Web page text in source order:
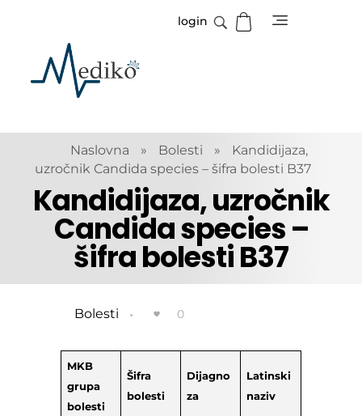
Mediko
Magazin o zdravlju
login
Naslovna » Bolesti »
Kandidijaza,
uzročnik Candida species – šifra bolesti B37
Kandidijaza, uzročnik
Candida species –
šifra bolesti B37
Bolesti 0
MKB
grupa
bolesti
Šifra
bolesti
Dijagno
za
Latinski
naziv